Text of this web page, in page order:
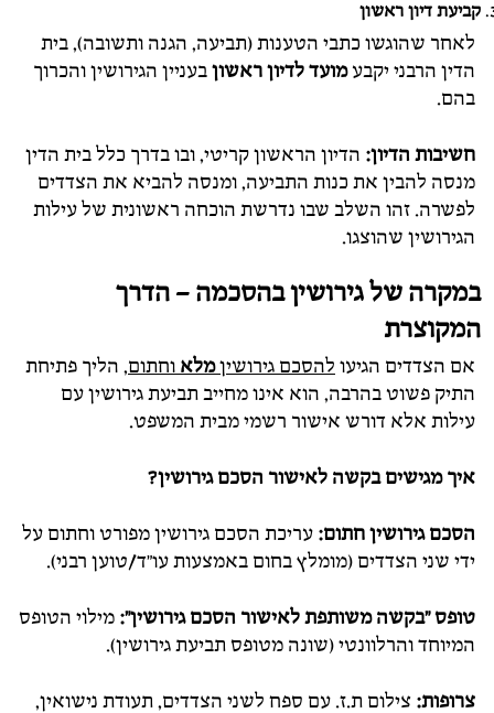
קביעת דיון ראשון
לאחר שהוגשו כתבי הטענות (תביעה, הגנה ותשובה), בית
הדין הרבני יקבעמועד לדיון ראשוןבעניין הגירושין והכרוך
בהם.
חשיבות הדיון: הדיון הראשון קריטי, ובו בדרך כלל בית הדין
מנסה להבין את כנות התביעה, ומנסה להביא את הצדדים
לפשרה. זהו השלב שבו נדרשת הוכחה ראשונית של עילות
הגירושין שהוצגו.
במקרה של גירושין בהסכמה – הדרך
המקוצרת
אם הצדדים הגיעו להסכם גירושיןמלא וחתום, הליך פתיחת
התיק פשוט בהרבה, הוא אינו מחייב תביעת גירושין עם
עילות אלא דורש אישור רשמי מבית המשפט.
איך מגישים בקשה לאישור הסכם גירושין?
הסכם גירושין חתום: עריכת הסכם גירושין מפורט וחתום על
ידי שני הצדדים (מומלץ בחום באמצעות עו"ד/טוען רבני).
טופס "בקשה משותפת לאישור הסכם גירושין": מילוי הטופס
המיוחד והרלוונטי (שונה מטופס תביעת גירושין).
צרופות: צילום ת.ז. עם ספח לשני הצדדים, תעודת נישואין,